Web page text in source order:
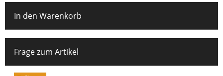
In den Warenkorb
Frage zum Artikel